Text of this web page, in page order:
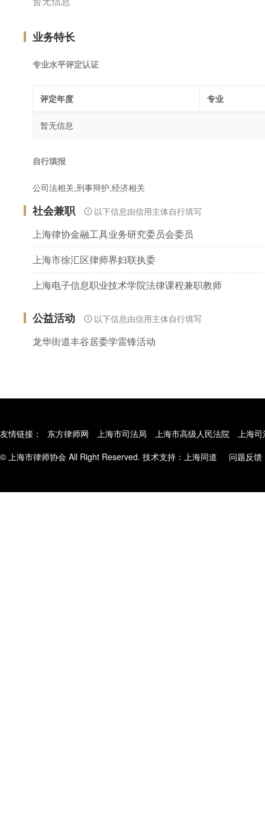
业务特长
专业水平评定认证
评定年度 专业
暂无信息
自行填报
公司法相关,刑事辩护,经济相关
社会兼职 以下信息由信用主体自行填写
上海律协金融工具业务研究委员会委员
上海市徐汇区律师界妇联执委
上海电子信息职业技术学院法律课程兼职教师
公益活动 以下信息由信用主体自行填写
龙华街道丰谷居委学雷锋活动
友情链接： 东方律师网 上海市司法局 上海市高级人民法院
上海
© 上海市律师协会 All Right Reserved. 技术支持： 上海同道 问题反馈